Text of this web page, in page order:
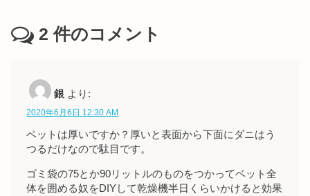
2 件のコメント
銀 より:
2020年6月6日 12:30 AM
ベットは厚いですか？厚いと表面から下面にダニはう
つるだけなので駄目です。
ゴミ袋の75とか90リットルのものをつかってベット全
体を囲める奴をDIYして乾燥機半日くらいかけると効果